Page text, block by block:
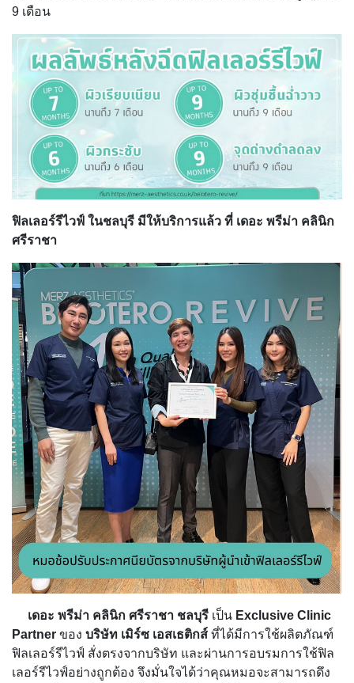
9 เดือน
ฟิลเลอร์รีไวฟ์ ในชลบุรี มีให้บริการแล้ว ที่ เดอะ พรีม่า คลินิก
ศรีราชา
เดอะ พรีม่า คลินิก ศรีราชา ชลบุรี เป็น Exclusive Clinic
Partner ของ บริษัท เมิร์ซ เอสเธติกส์ ที่ได้มีการใช้ผลิตภัณฑ์
ฟิลเลอร์รีไวฟ์ สั่งตรงจากบริษัท และผ่านการอบรมการใช้ฟิล
เลอร์รีไวฟ์อย่างถูกต้อง จึงมั่นใจได้ว่าคุณหมอจะสามารถดึง